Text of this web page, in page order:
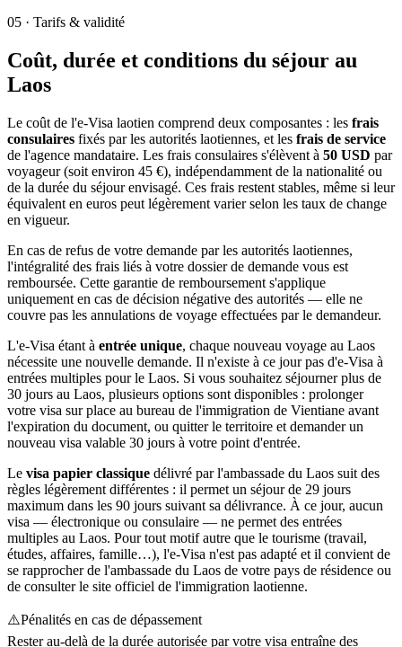
05 · Tarifs & validité
Coût, durée et conditions du séjour au
Laos
Le coût de l'e-Visa laotien comprend deux composantes : les frais
consulaires fixés par les autorités laotiennes, et les frais de service
de l'agence mandataire. Les frais consulaires s'élèvent à 50 USD par
voyageur (soit environ 45 €), indépendamment de la nationalité ou
de la durée du séjour envisagé. Ces frais restent stables, même si leur
équivalent en euros peut légèrement varier selon les taux de change
en vigueur.
En cas de refus de votre demande par les autorités laotiennes,
l'intégralité des frais liés à votre dossier de demande vous est
remboursée. Cette garantie de remboursement s'applique
uniquement en cas de décision négative des autorités — elle ne
couvre pas les annulations de voyage effectuées par le demandeur.
L'e-Visa étant à entrée unique, chaque nouveau voyage au Laos
nécessite une nouvelle demande. Il n'existe à ce jour pas d'e-Visa à
entrées multiples pour le Laos. Si vous souhaitez séjourner plus de
30 jours au Laos, plusieurs options sont disponibles : prolonger
votre visa sur place au bureau de l'immigration de Vientiane avant
l'expiration du document, ou quitter le territoire et demander un
nouveau visa valable 30 jours à votre point d'entrée.
Le visa papier classique délivré par l'ambassade du Laos suit des
règles légèrement différentes : il permet un séjour de 29 jours
maximum dans les 90 jours suivant sa délivrance. À ce jour, aucun
visa — électronique ou consulaire — ne permet des entrées
multiples au Laos. Pour tout motif autre que le tourisme (travail,
études, affaires, famille…), l'e-Visa n'est pas adapté et il convient de
se rapprocher de l'ambassade du Laos de votre pays de résidence ou
de consulter le site officiel de l'immigration laotienne.
⚠️Pénalités en cas de dépassement
Rester au-delà de la durée autorisée par votre visa entraîne des